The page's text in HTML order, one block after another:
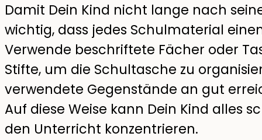
Damit Dein Kind nicht lange nach
wichtig, dass jedes Schulmaterial
Verwende beschriftete Fächer oder
Stifte, um die Schultasche zu
verwendete Gegenstände an gut
Auf diese Weise kann Dein Kind alles
den Unterricht konzentrieren.